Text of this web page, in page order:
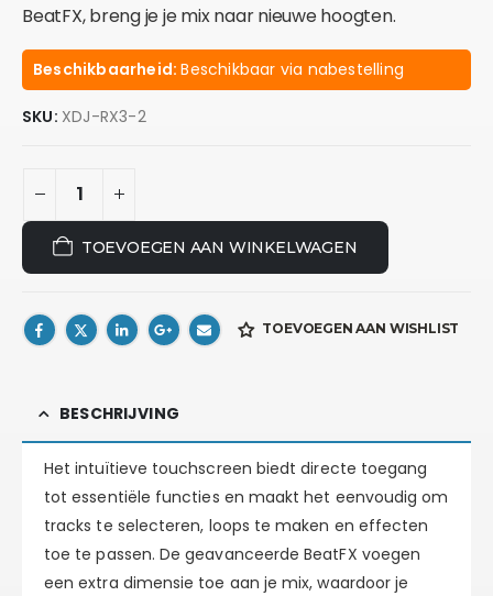
BeatFX, breng je je mix naar nieuwe hoogten.
Beschikbaarheid:Beschikbaar via nabestelling
SKU: XDJ-RX3-2
TOEVOEGEN AAN WINKELWAGEN
TOEVOEGEN AAN WISHLIST
BESCHRIJVING
Het intuïtieve touchscreen biedt directe toegang
tot essentiële functies en maakt het eenvoudig om
tracks te selecteren, loops te maken en effecten
toe te passen. De geavanceerde BeatFX voegen
een extra dimensie toe aan je mix, waardoor je